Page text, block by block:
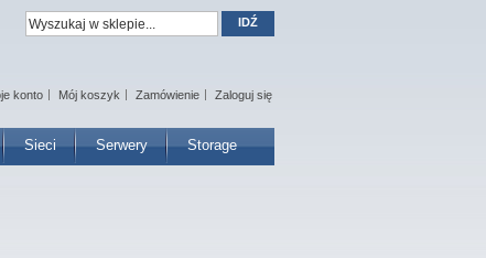
Sieci Serwery Storage
konto Mój koszyk Zamówienie Zaloguj się
IDŹ